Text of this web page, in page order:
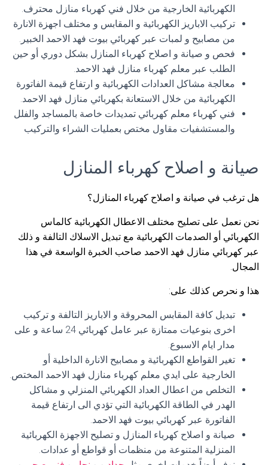
الكهربائية الخارجية من خلال فني كهرباء منازل محترف.
تركيب الاباريز الكهربائية و المقابس و مختلف اجهزة الانارة
من مصابيح و لمبات عبر كهربائي بيوت فهد الاحمد الخبير.
فحص و صيانة و اصلاح كهرباء المنازل بشكل دوري أو حين
الطلب عبر معلم كهرباء منازل فهد الاحمد.
معالجة مشاكل العدادات الكهربائية و ارتفاع قيمة الفاتورة
الكهربائية من خلال الاستعانة بكهربائي منازل فهد الاحمد.
فني كهرباء معلم كهربائي تمديدات خاصة بالمساجد والفلل
والمستشفيات مقاول مختص بعمليات الشراء والتركيب
صيانة و اصلاح كهرباء المنازل
هل ترغب في صيانة و اصلاح كهرباء المنازل؟
نحن نعمل على تصليح مختلف الاعطال الكهربائية كالماس
الكهربائي أو الصدمات الكهربائية مع تبديل الاسلاك التالفة و ذلك
عبر كهربائي منازل فهد الاحمد صاحب الخبرة الواسعة في هذا
المجال.
هذا و نحرص كذلك على:
تبديل كافة المقابس المحروقة و الاباريز التالفة و تركيب
اخرى بنوعيات ممتازة عبر عامل كهربائي 24 ساعة و على
مدار ايام الاسبوع.
تغير القواطع الكهربائية و مصابيح الانارة الداخلية أو
الخارجية على ايدي معلم كهرباء منازل فهد الاحمد المختص.
التخلص من اعطال العداد الكهربائي المنزلي و مشاكل
الهدر في الطاقة الكهربائية التي تؤدي الى ارتفاع قيمة
الفاتورة عبر كهربائي بيوت فهد الاحمد.
صيانة و اصلاح كهرباء المنازل و تصليح الاجهزة الكهربائية
المنزلية المتنوعة من منظمات أو قواطع أو عدادات.